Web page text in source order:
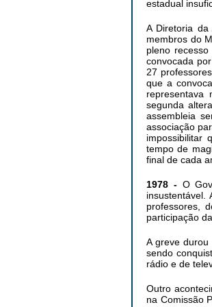
estadual
A Diretoria da
membros do
pleno
convocada
27
que a
representava
segunda
assembleia
associação
impossibilitar
tempo de
final de cada
1978 - O
insustentável.
professores,
participação
A greve
sendo
rádio e de
Outro
na Comissão